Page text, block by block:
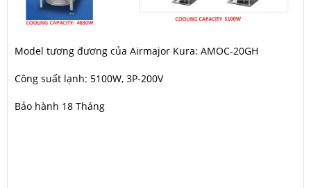
Model tương đương của Airmajor Kura: AMOC-20GH
Công suất lạnh: 5100W, 3P-200V
Bảo hành 18 Tháng